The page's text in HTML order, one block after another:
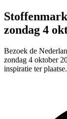
zondag 4
Bezoek de
zondag 4 oktober
inspiratie ter plaatse.